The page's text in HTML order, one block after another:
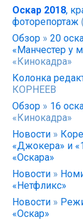
Оскар 2018,
фоторепортаж
Обзор » 20
«Манчестер у
«Кинокадра»
Колонка
КОРНЕЕВ
Обзор » 16
«Кинокадра»
Новости »
«Джокера» и
«Оскара»
Новости »
«Нетфликс»
Новости »
«Оскар»